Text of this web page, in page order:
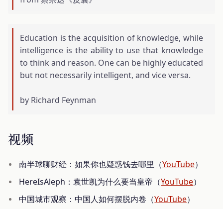
Education is the acquisition of knowledge, while
intelligence is the ability to use that knowledge
to think and reason. One can be highly educated
but not necessarily intelligent, and vice versa.
by Richard Feynman
视频
南半球聊财经：如果你也疑惑钱去哪里（YouTube）
HereIsAleph：袁世凯为什么要当皇帝（YouTube）
中国城市观察：中国人如何摆脱内卷（YouTube）